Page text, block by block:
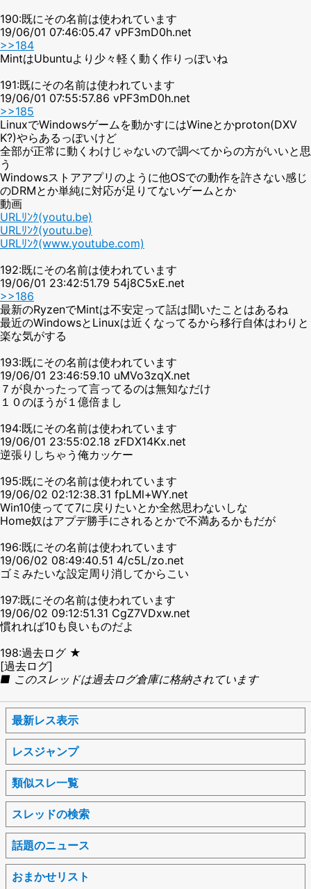
190:既にその名前は使われています
19/06/01 07:46:05.47 vPF3mD0h.net
>>184
MintはUbuntuより少々軽く動く作りっぽいね
191:既にその名前は使われています
19/06/01 07:55:57.86 vPF3mD0h.net
>>185
LinuxでWindowsゲームを動かすにはWineとかproton(DXV
K?)やらあるっぽいけど
全部が正常に動くわけじゃないので調べてからの方がいいと思
う
Windowsストアアプリのように他OSでの動作を許さない感じ
のDRMとか単純に対応が足りてないゲームとか
動画
URLﾘﾝｸ(youtu.be)
URLﾘﾝｸ(youtu.be)
URLﾘﾝｸ(www.youtube.com)
192:既にその名前は使われています
19/06/01 23:42:51.79 54j8C5xE.net
>>186
最新のRyzenでMintは不安定って話は聞いたことはあるね
最近のWindowsとLinuxは近くなってるから移行自体はわりと
楽な気がする
193:既にその名前は使われています
19/06/01 23:46:59.10 uMVo3zqX.net
７が良かったって言ってるのは無知なだけ
１０のほうが１億倍まし
194:既にその名前は使われています
19/06/01 23:55:02.18 zFDX14Kx.net
逆張りしちゃう俺カッケー
195:既にその名前は使われています
19/06/02 02:12:38.31 fpLMl+WY.net
Win10使ってて7に戻りたいとか全然思わないしな
Home奴はアプデ勝手にされるとかで不満あるかもだが
196:既にその名前は使われています
19/06/02 08:49:40.51 4/c5L/zo.net
ゴミみたいな設定周り消してからこい
197:既にその名前は使われています
19/06/02 09:12:51.31 CgZ7VDxw.net
慣れれば10も良いものだよ
198:過去ログ ★
[過去ログ]
■ このスレッドは過去ログ倉庫に格納されています
最新レス表示
レスジャンプ
類似スレ一覧
スレッドの検索
話題のニュース
おまかせリスト